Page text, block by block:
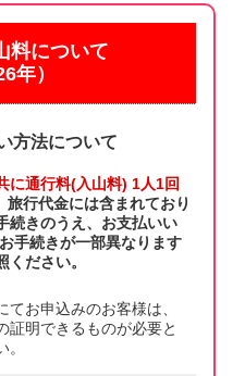
料について
年）
方法について
に通行料(入山料) 1人1回
旅行代金には含まれており
続きのうえ、お支払いい
手続きが一部異なります
ださい。
お申込みのお客様は、
証明できるものが必要と